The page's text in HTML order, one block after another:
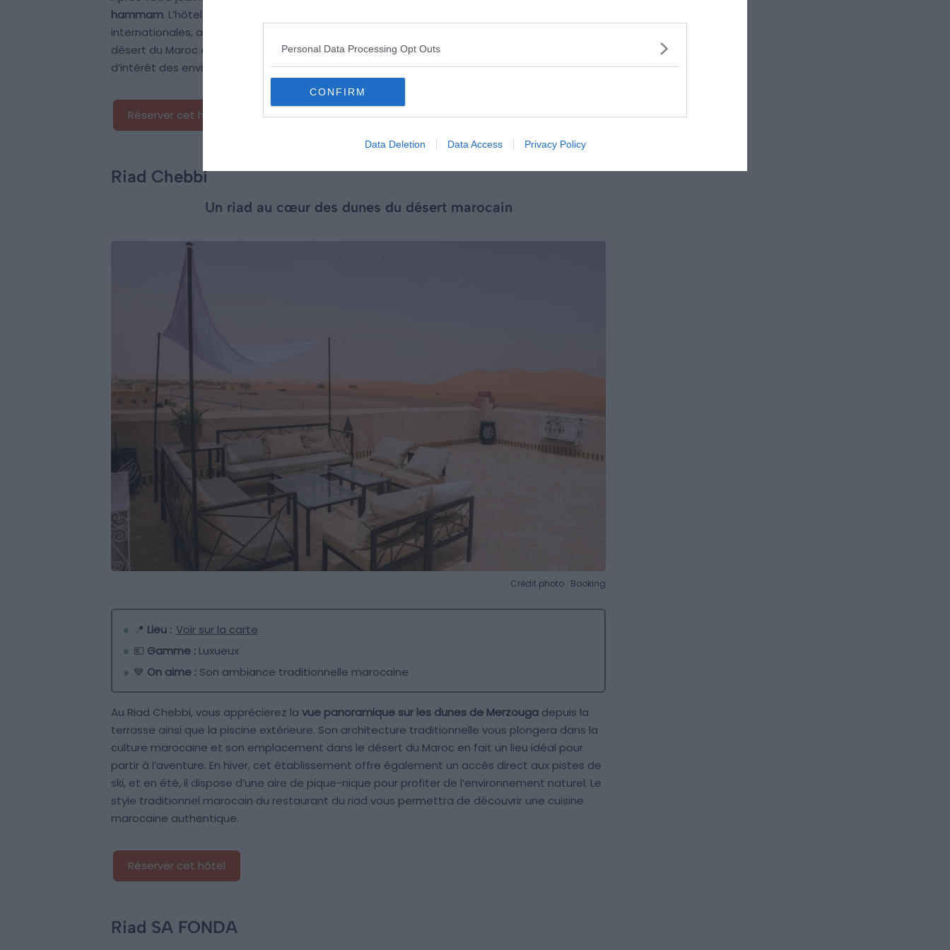
Personal Data Processing Opt Outs
CONFIRM
Data Deletion Data Access Privacy Policy
hammam. L’hôtel propose également une terrasse où savourer des spécialités locales et
internationales, ainsi qu’un coin cheminée avec des livres pour se détendre. Ce riad dans le
désert du Maroc est idéalement situé et vous permet d’avoir un accès facile aux points
d’intérêt des environs.
Réserver cet hôtel
Riad Chebbi
Un riad au cœur des dunes du désert marocain
Crédit photo : Booking
📍 Lieu : Voir sur la carte
💶 Gamme : Luxueux
💙 On aime : Son ambiance traditionnelle marocaine
Au Riad Chebbi, vous apprécierez la vue panoramique sur les dunes de Merzouga depuis la
terrasse ainsi que la piscine extérieure. Son architecture traditionnelle vous plongera dans la
culture marocaine et son emplacement dans le désert du Maroc en fait un lieu idéal pour
partir à l’aventure. En hiver, cet établissement offre également un accès direct aux pistes de
ski, et en été, il dispose d’une aire de pique-nique pour profiter de l’environnement naturel. Le
style traditionnel marocain du restaurant du riad vous permettra de découvrir une cuisine
marocaine authentique.
Réserver cet hôtel
Riad SA FONDA